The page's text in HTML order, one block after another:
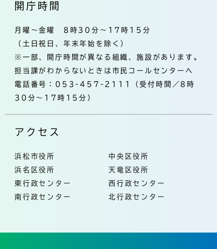
開庁時間
月曜～金曜 8時30分～17時15分
（土日祝日、年末年始を除く）
※一部、開庁時間が異なる組織、施設があります。
担当課がわからないときは市民コールセンターへ
電話番号：053-457-2111（受付時間／8時
30分～17時15分）
アクセス
浜松市役所
中央区役所
浜名区役所
天竜区役所
東行政センター
西行政センター
南行政センター
北行政センター